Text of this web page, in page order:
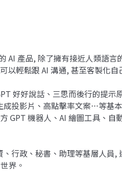
AI 產品, 除了擁有接近人類語
以輕鬆跟 AI 溝通, 甚至客製化
好好說話、三思而後行的提
投影片、高點擊率文案…等基
GPT 機器人、AI 繪圖工具、
行政、秘書、助理等基層人
界。